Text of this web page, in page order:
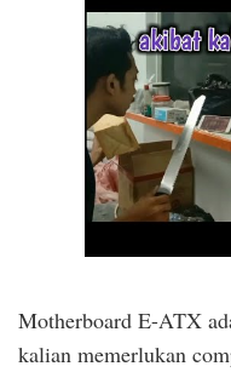
Motherboard E-ATX
kalian memerlukan